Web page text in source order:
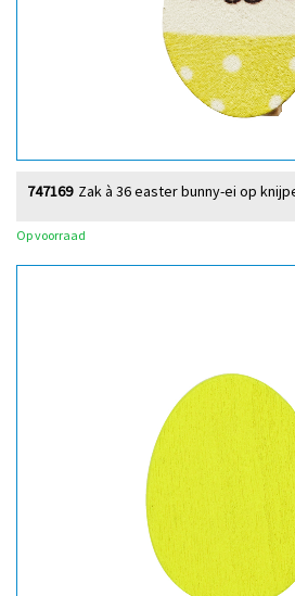
Zak à 36 easter bunny-ei op
747169
Op voorraad